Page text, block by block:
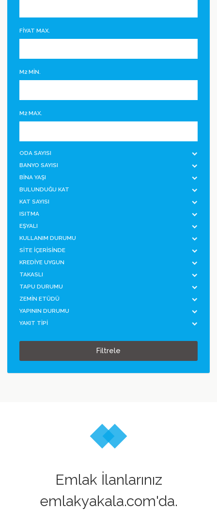
FİYAT MAX.
M2 MİN.
M2 MAX.
ODA SAYISI
BANYO SAYISI
BİNA YAŞI
BULUNDUĞU KAT
KAT SAYISI
ISITMA
EŞYALI
KULLANIM DURUMU
SİTE İÇERİSİNDE
KREDİYE UYGUN
TAKASLI
TAPU DURUMU
ZEMİN ETÜDÜ
YAPININ DURUMU
YAKIT TİPİ
Filtrele
Emlak İlanlarınız
emlakyakala.com'da.